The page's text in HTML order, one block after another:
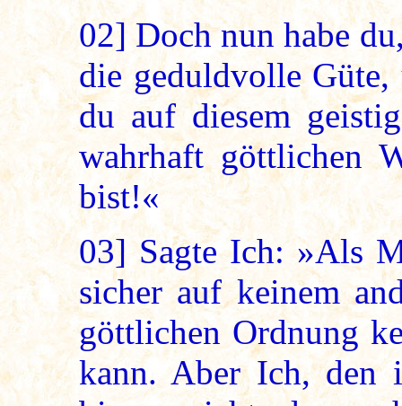
02] Doch nun habe
die geduldvolle Güte,
du auf diesem
wahrhaft göttlichen
bist!«
03] Sagte Ich: »Als
sicher auf keinem
göttlichen Ordnung
kann. Aber Ich, den